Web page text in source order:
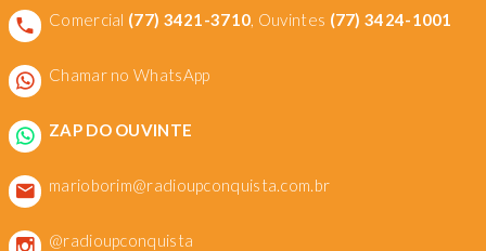
Comercial (77) 3421-3710 , Ouvintes (77) 3424-1001
Chamar no WhatsApp
ZAP DO OUVINTE
marioborim@radioupconquista.com.br
@radioupconquista